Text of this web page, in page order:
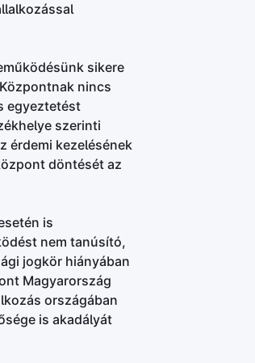
sikere
nincs
egyeztetést
szerinti
érdemi kezelésének
döntését az
is
nem tanúsító,
jogkör hiányában
Magyarország
országában
is akadályát